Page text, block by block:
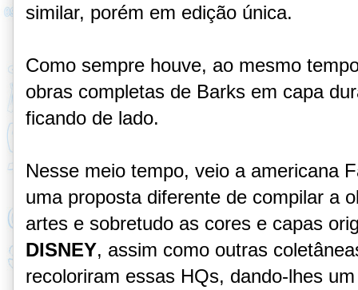
similar, porém em edição única.
Como sempre houve, ao mesmo
obras completas de Barks em capa
ficando de lado.
Nesse meio tempo, veio a americana
uma proposta diferente de compilar a
artes e sobretudo as cores e capas
DISNEY, assim como outras
recoloriram essas HQs, dando-lhes